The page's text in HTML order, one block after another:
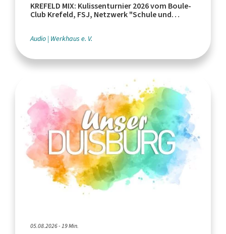
KREFELD MIX: Kulissenturnier 2026 vom Boule-
Club Krefeld, FSJ, Netzwerk "Schule und
Audio Werkhaus e. V.
05.08.2026 - 19 Min.